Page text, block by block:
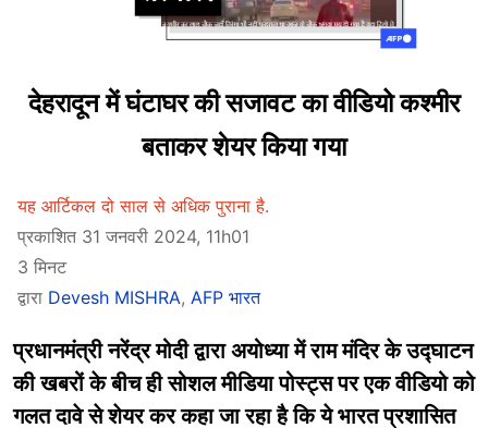
देहरादून में घंटाघर की सजावट का वीडियो कश्मीर
बताकर शेयर किया गया
यह आर्टिकल दो साल से अधिक पुराना है.
प्रकाशित 31 जनवरी 2024, 11h01
3 मिनट
द्वारा Devesh MISHRA, AFP भारत
प्रधानमंत्री नरेंद्र मोदी द्वारा अयोध्या में राम मंदिर के उद्घाटन
की खबरों के बीच ही सोशल मीडिया पोस्ट्स पर एक वीडियो को
गलत दावे से शेयर कर कहा जा रहा है कि ये भारत प्रशासित